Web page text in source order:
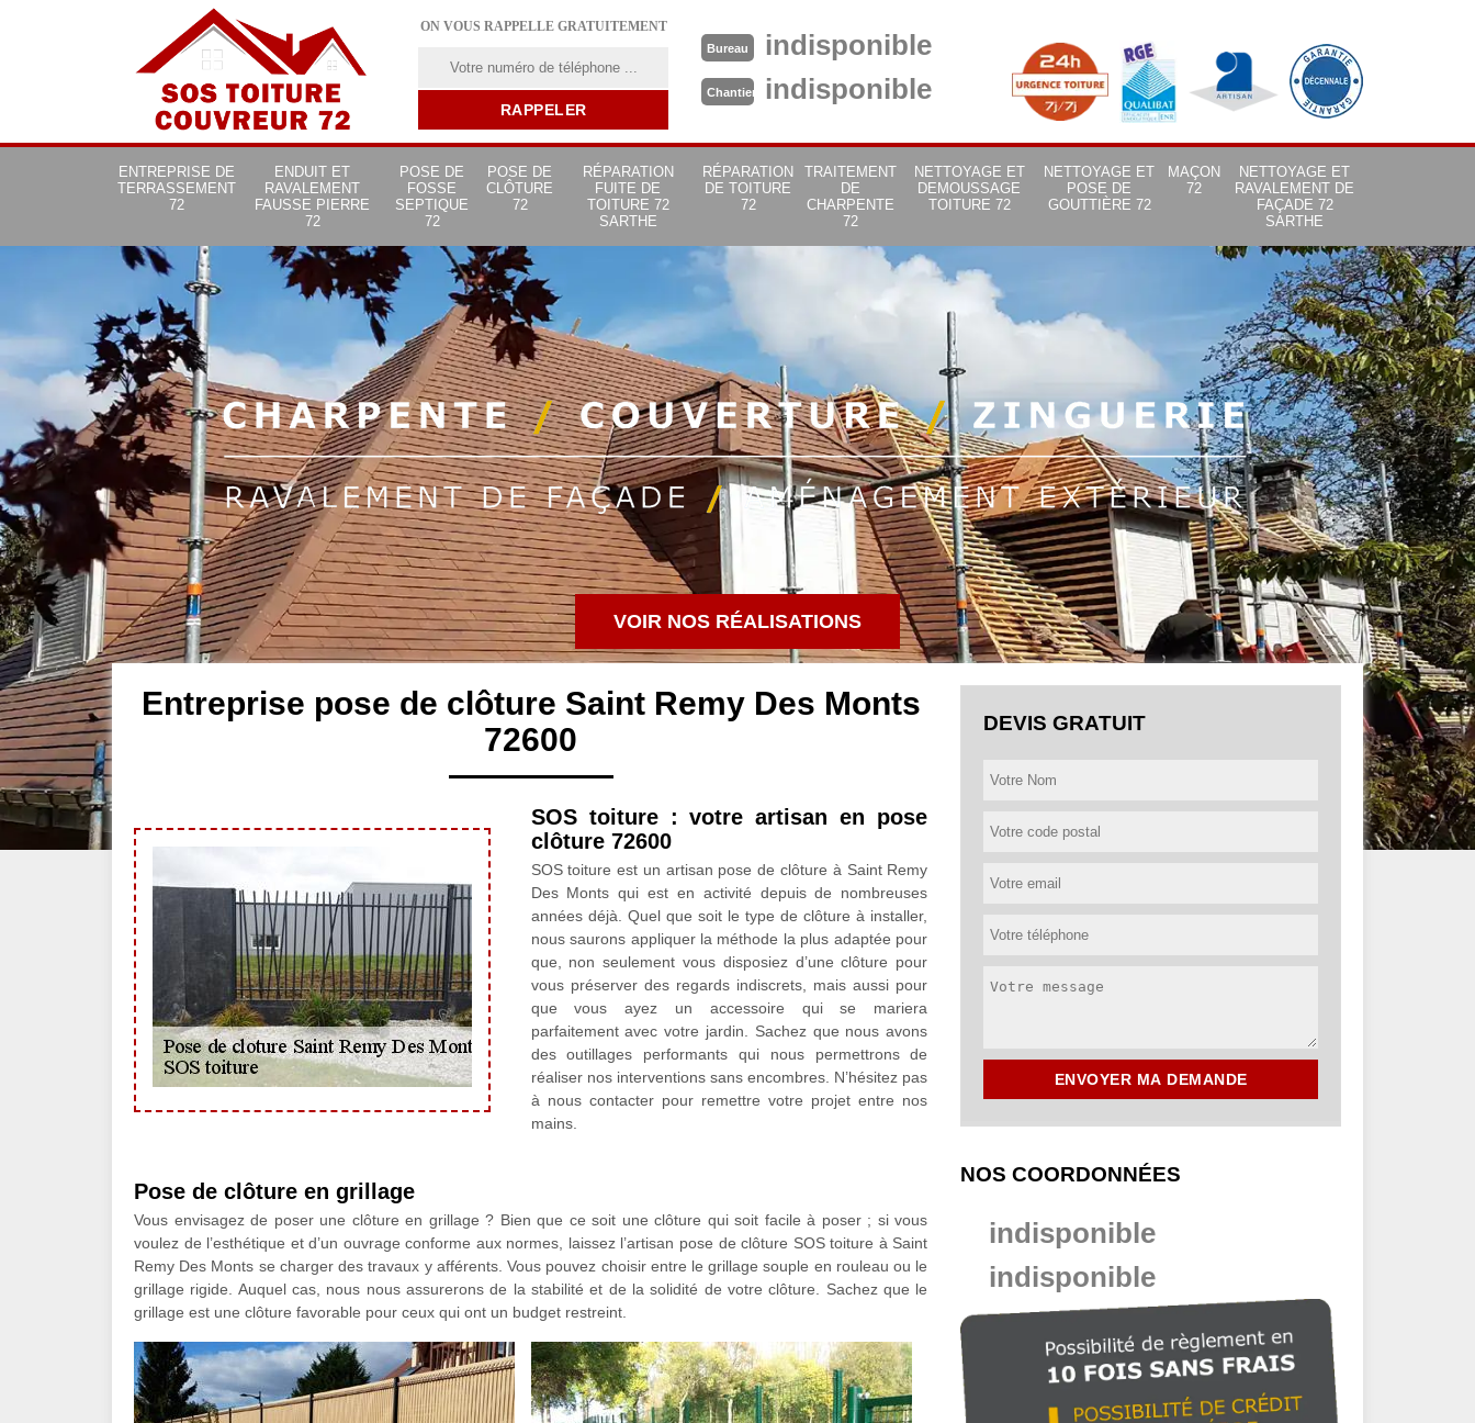
ON VOUS RAPPELLE GRATUITEMENT
Bureau indisponible
Chantier indisponible
ENTREPRISE DE
TERRASSEMENT
72
ENDUIT ET
RAVALEMENT
FAUSSE PIERRE
72
POSE DE
FOSSE
SEPTIQUE
72
POSE DE
CLÔTURE
72
RÉPARATION
FUITE DE
TOITURE 72
SARTHE
RÉPARATION
DE TOITURE
72
TRAITEMENT
DE
CHARPENTE
72
NETTOYAGE ET
DEMOUSSAGE
TOITURE 72
NETTOYAGE ET
POSE DE
GOUTTIÈRE 72
MAÇON
72
NETTOYAGE ET
RAVALEMENT DE
FAÇADE 72
SARTHE
VOIR NOS RÉALISATIONS
Entreprise pose de clôture Saint Remy Des Monts
72600
SOS toiture : votre artisan en pose
clôture 72600
SOS toiture est un artisan pose de clôture à Saint Remy
Des Monts qui est en activité depuis de nombreuses
années déjà. Quel que soit le type de clôture à installer,
nous saurons appliquer la méthode la plus adaptée pour
que, non seulement vous disposiez d’une clôture pour
vous préserver des regards indiscrets, mais aussi pour
que vous ayez un accessoire qui se mariera
parfaitement avec votre jardin. Sachez que nous avons
des outillages performants qui nous permettrons de
réaliser nos interventions sans encombres. N’hésitez pas
à nous contacter pour remettre votre projet entre nos
mains.
Pose de clôture en grillage
Vous envisagez de poser une clôture en grillage ? Bien que ce soit une clôture qui soit facile à poser ; si vous
voulez de l’esthétique et d’un ouvrage conforme aux normes, laissez l’artisan pose de clôture SOS toiture à Saint
Remy Des Monts se charger des travaux y afférents. Vous pouvez choisir entre le grillage souple en rouleau ou le
grillage rigide. Auquel cas, nous nous assurerons de la stabilité et de la solidité de votre clôture. Sachez que le
grillage est une clôture favorable pour ceux qui ont un budget restreint.
DEVIS GRATUIT
NOS COORDONNÉES
indisponible
indisponible